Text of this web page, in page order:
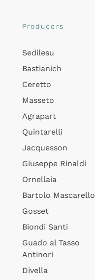
Producers
Sedilesu
Bastianich
Ceretto
Masseto
Agrapart
Quintarelli
Jacquesson
Giuseppe Rinaldi
Ornellaia
Bartolo Mascarello
Gosset
Biondi Santi
Guado al Tasso
Antinori
Divella